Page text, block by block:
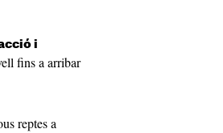
i
fins a arribar
reptes a